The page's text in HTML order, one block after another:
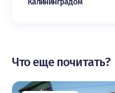
Калининградом
Что еще почитать?